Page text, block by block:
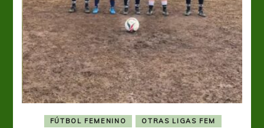
FÚTBOL FEMENINO OTRAS LIGAS FEM